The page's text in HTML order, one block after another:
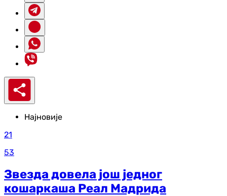
Најновије
21
53
Звезда довела још једног
кошаркаша Реал Мадрида